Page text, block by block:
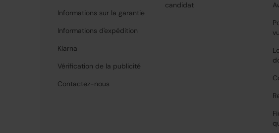
Informations sur la garantie
Informations d'expédition
Klarna
Vérification de la publicité
Contactez-nous
candidat